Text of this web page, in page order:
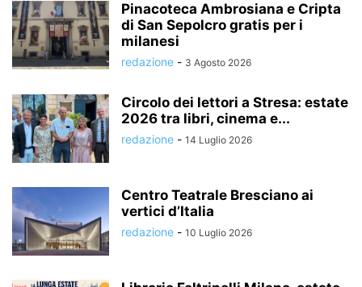
Pinacoteca Ambrosiana e Cripta
di San Sepolcro gratis per i
milanesi
redazione - 3 Agosto 2026
Circolo dei lettori a Stresa: estate
2026 tra libri, cinema e...
redazione - 14 Luglio 2026
Centro Teatrale Bresciano ai
vertici d’Italia
redazione - 10 Luglio 2026